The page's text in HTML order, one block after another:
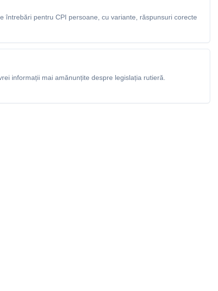
întrebări pentru CPI persoane, cu variante, răspunsuri corecte
informații mai amănunțite despre legislația rutieră.